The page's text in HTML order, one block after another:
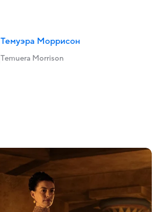
Темуэра Моррисон
Temuera Morrison